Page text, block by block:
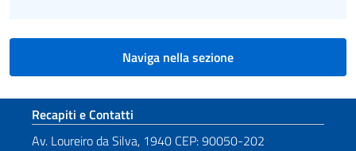
Naviga nella sezione
Sezione footer
Recapiti e Contatti
Av. Loureiro da Silva, 1940 CEP: 90050-202